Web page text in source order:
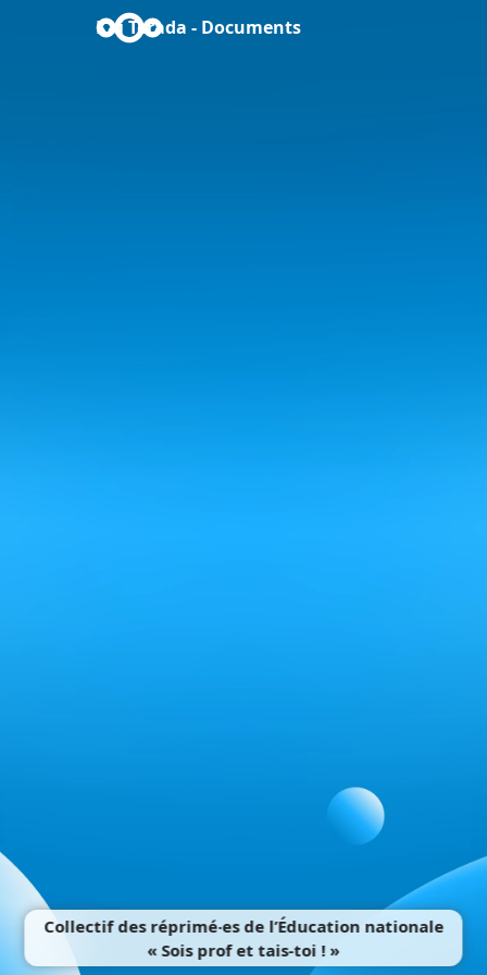
Kai Terada - Documents
Collectif des réprimé‧es de l’Éducation nationale
« Sois prof et tais-toi ! »